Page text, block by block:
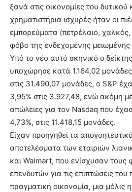
ξανά στις οικονομίες του
χρηματιστήρια ισχυρές ήταν οι
εμπορεύματα (πετρέλαιο, χαλκός,
φόβο της ενδεχομένης
Υπό το νέο αυτό σκηνικό ο
υποχώρησε κατά 1.164,02 μονάδες
στις 31.490,07 μονάδες, ο S&P
3,95% στις 3.927,48, ενώ ακόμη
απώλειες για τον Nasdaq που
4,73%, στις 11.418,15 μονάδες.
Είχαν προηγηθεί τα
αποτελέσματα των εταιριών
και Walmart, που ενίσχυσαν τους
επενδυτών για τις επιπτώσεις
πραγματική οικονομία, μια μόλις